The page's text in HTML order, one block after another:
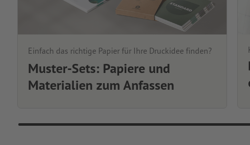
Einfach das richtige Papier für Ihre Druckidee finden?
Muster-Sets: Papiere und
Materialien zum Anfassen